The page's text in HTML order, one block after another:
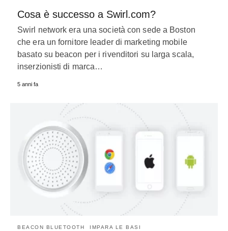
Cosa è successo a Swirl.com?
Swirl network era una società con sede a Boston
che era un fornitore leader di marketing mobile
basato su beacon per i rivenditori su larga scala,
inserzionisti di marca…
5 anni fa
BEACON BLUETOOTH IMPARA LE BASI